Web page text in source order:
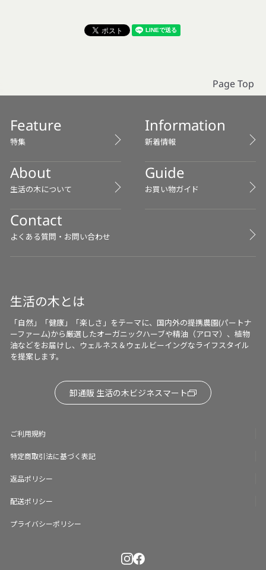
いの香り🛀 🌿 カルダモンの種
カンライムなグリーンハーブ
の香り🛀 💐 ダマスクローズの
花びら ・エジプシャンゼラニ
の根 ・カシスの新芽でフロー
ラル＆ハーバルな香り。 バラ
風呂や花風呂なイメージ🌹🥰
（シスタス） ・芳樟（ホーリ
ーフ）で、安らぎにいざな
う、 ゆったりとしたハーブの
香り😌🛀 🤔その日の気分や体
は、どの香りを選びますか？
🛁✨ 全身浴用に平均６プッシ
ュとして30日分になります😉
ショップでは、香りをお試し
いただけたます！ 是非、ショ
してくださいね😊✨
Page Top
Feature
特集
Information
新着情報
About
生活の木について
Guide
お買い物ガイド
Contact
よくある質問・お問い合わせ
生活の木とは
「自然」「健康」「楽しさ」をテーマに、国内外の提携農園(パートナ
ーファーム)から厳選したオーガニックハーブや精油（アロマ）、植物
油などをお届けし、ウェルネス＆ウェルビーイングなライフスタイル
を提案します。
卸通販 生活の木ビジネスマート
ご利用規約
特定商取引法に基づく表記
返品ポリシー
配送ポリシー
プライバシーポリシー